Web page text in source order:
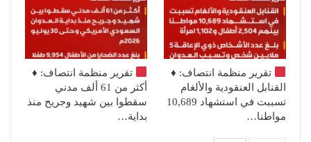
تقرير منظمة انتصاف: ♦️
القنابل العنقودية والألغام
تسببت في استشهاد 10,689
مواطنا…
تقرير منظمة انتصاف: ♦️
أكثر من 61 ألف مدني
سقطوا بين شهيد وجريح منذ
بداية…